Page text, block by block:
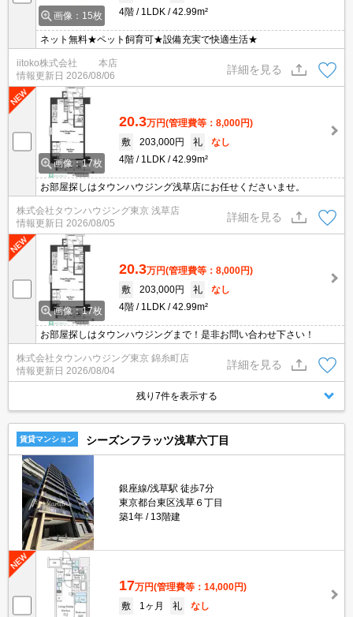
画像：15枚
4階
1LDK 42.99m²
ネット無料★ペット飼育可★設備充実で快適生活★
iitoko株式会社 本店
情報更新日 2026/08/06
詳細を見る
画像：17枚
20.3万円(管理費等：8,000円)
敷
203,000円 礼
なし
4階
1LDK 42.99m²
お部屋探しはタウンハウジング浅草店にお任せくださいませ。
株式会社タウンハウジング東京 浅草店
情報更新日 2026/08/05
詳細を見る
画像：17枚
20.3万円(管理費等：8,000円)
敷
203,000円 礼
なし
4階
1LDK 42.99m²
お部屋探しはタウンハウジングまで！是非お問い合わせ下さい！
株式会社タウンハウジング東京 錦糸町店
情報更新日 2026/08/04
詳細を見る
残り7件を表示する
賃貸マンション シーズンフラッツ浅草六丁目
銀座線/浅草駅 徒歩7分
東京都台東区浅草６丁目
築1年
13階建
17万円(管理費等：14,000円)
敷
1ヶ月 礼
なし